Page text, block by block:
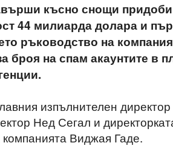
късно снощи
44 милиарда долара и
ръководство на
броя на спам акаунтите в
изпълнителен
Нед Сегал и
компанията Виджая Гаде.